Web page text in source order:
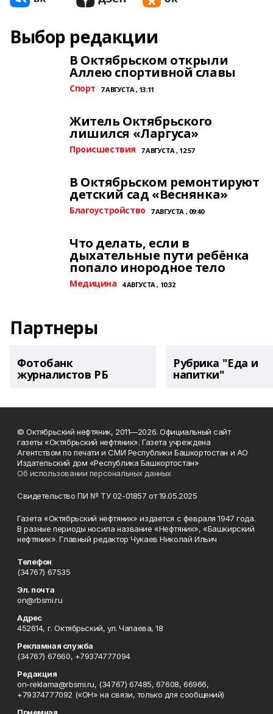
Выбор редакции
В Октябрьском открыли
Аллею спортивной славы
Спорт 7 АВГУСТА , 13:11
Житель Октябрьского
лишился «Ларгуса»
Происшествия 7 АВГУСТА , 12:57
В Октябрьском ремонтируют
детский сад «Веснянка»
Благоустройство 7 АВГУСТА , 09:40
Что делать, если в
дыхательные пути ребёнка
попало инородное тело
Медицина 4 АВГУСТА , 10:32
Партнеры
Фотобанк
журналистов РБ
Рубрика "Еда и
напитки"
© Октябрьский нефтяник, 2011—2026. Официальный сайт
газеты «Октябрьский нефтяник». Газета учреждена
Агентством по печати и СМИ Республики Башкортостан и АО
Издательский дом «Республика Башкортостан»
Об использовании персональных данных
Свидетельство ПИ № ТУ 02-01857 от 19.05.2025
Газета «Октябрьский нефтяник» издается с февраля 1947 года.
В разные периоды носила название «Нефтяник», «Башкирский
нефтяник». Главный редактор Чукаев Николай Ильич
Телефон
(34767) 67535
Эл. почта
on@rbsmi.ru
Адрес
452614, г. Октябрьский, ул. Чапаева, 18
Рекламная служба
(34767) 67660, +79374777094
Редакция
on-reklama@rbsmi.ru, (34767) 67485, 67608, 66966,
+79374777092 («ОН» на связи, только для сообщений)